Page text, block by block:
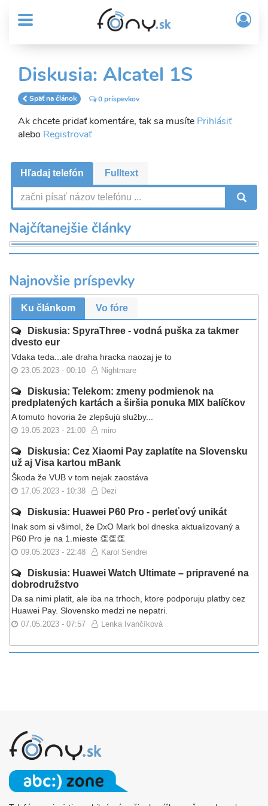
obsah
MENU
Sub
Header
menu
User
account
menu
/
Diskusia: Alcatel 1S
Späť na článok 0 príspevkov
Ak chcete pridať komentáre, tak sa musíte Prihlásiť
alebo Registrovať
Hľadaj telefón Fulltext
Najčítanejšie články
Najnovšie príspevky
Ku článkom Vo fóre
Diskusia: SpyraThree - vodná puška za takmer
dvesto eur
Vdaka teda...ale draha hracka naozaj je to
23.05.2023 - 00:10 Nightmare
Diskusia: Telekom: zmeny podmienok na
predplatených kartách a širšia ponuka MIX balíčkov
A tomuto hovoria že zlepšujú služby...
19.05.2023 - 21:00 miro
Diskusia: Cez Xiaomi Pay zaplatíte na Slovensku
už aj Visa kartou mBank
Škoda že VUB v tom nejak zaostáva
17.05.2023 - 10:38 Dezi
Diskusia: Huawei P60 Pro - perleťový unikát
Inak som si všimol, že DxO Mark bol dneska aktualizovaný a
P60 Pro je na 1.mieste 👏👏👏
09.05.2023 - 22:48 Karol Sendrei
Diskusia: Huawei Watch Ultimate – pripravené na
dobrodružstvo
Da sa nimi platit, ale iba na trhoch, ktore podporuju platby cez
Huawei Pay. Slovensko medzi ne nepatri.
07.05.2023 - 07:57 Lenka Ivančíková